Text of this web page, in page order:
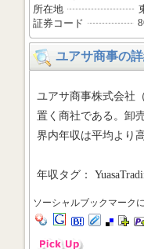
所在地
証券コード
ユアサ商事の
ユアサ商事株式会社
置く商社である。卸
界内年収は平均より
年収タグ：
ソーシャルブックマーク